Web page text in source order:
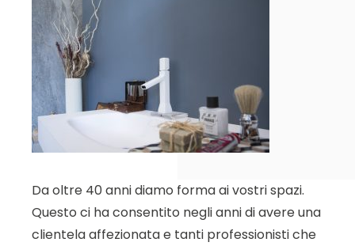
Da oltre 40 anni diamo forma ai vostri spazi.
Questo ci ha consentito negli anni di avere una
clientela affezionata e tanti professionisti che